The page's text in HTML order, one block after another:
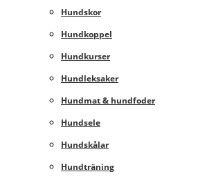
Hundskor
Hundkoppel
Hundkurser
Hundleksaker
Hundmat & hundfoder
Hundsele
Hundskålar
Hundträning